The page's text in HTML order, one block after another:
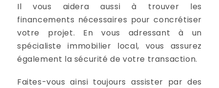
Il vous aidera aussi à trouver les
financements nécessaires pour concrétiser
votre projet. En vous adressant à un
spécialiste immobilier local, vous assurez
également la sécurité de votre transaction.
Faites-vous ainsi toujours assister par des